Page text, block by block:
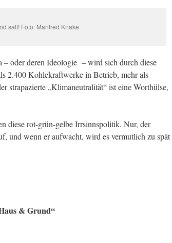
satt! Foto: Manfred Knake
oder deren Ideologie – wird sich durch diese
2.400 Kohlekraftwerke in Betrieb, mehr als
strapazierte „Klimaneutralität“ ist eine Worthülse,
diese rot-grün-gelbe Irrsinnspolitik. Nur, der
und wenn er aufwacht, wird es vermutlich zu spät
& Grund“